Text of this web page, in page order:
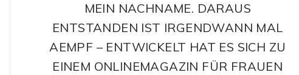
MEIN NACHNAME. DARAUS
ENTSTANDEN IST IRGENDWANN MAL
AEMPF – ENTWICKELT HAT ES SICH ZU
EINEM ONLINEMAGAZIN FÜR FRAUEN